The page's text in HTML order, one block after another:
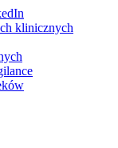
klinicznych